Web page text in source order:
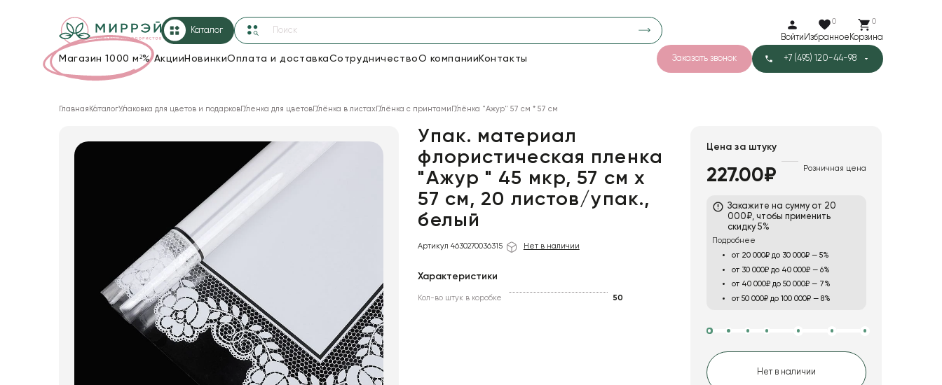
Каталог
Войти
0
Избранное
0
Корзина
Магазин 1000 м²%Акции НовинкиОплата и доставкаСотрудничествоО компании Контакты Заказать звонок +7 (495) 120-44-98
прозрачная
18
Сетка7
Корзины и плетеные изделия
Товары для флористов
Пакеты для цветов и подарков
Искусственные цветы и растения
Главная КаталогУпаковка для цветов и подарковПленка для цветовПлёнка в листахПлёнка с принтами Плёнка "Ажур" 57 см * 57 см
Упак. материал
флористическая пленка
"Ажур " 45 мкр, 57 см х
57 см, 20 листов/упак.,
белый
Артикул 4630270036315 Нет в наличии
Характеристики
Кол-во штук в коробке 50
Цена за штуку
227.00₽ Розничная цена
Закажите на сумму от 20
000₽, чтобы применить
скидку 5%
Подробнее
от 20 000₽ до 30 000₽ — 5%
от 30 000₽ до 40 000₽ — 6%
от 40 000₽ до 50 000₽ — 7%
от 50 000₽ до 100 000₽ — 8%
Нет в наличии